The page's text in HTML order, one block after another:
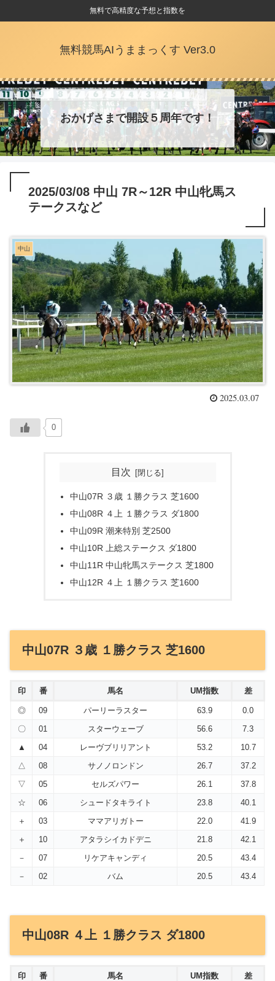
無料で高精度な予想と指数を
無料競馬AIうままっくす Ver3.0
おかげさまで開設５周年です！
2025/03/08 中山 7R～12R 中山牝馬ス
テークスなど
中山
2025.03.07
0
目次
中山07R ３歳 １勝クラス 芝1600
中山08R ４上 １勝クラス ダ1800
中山09R 潮来特別 芝2500
中山10R 上総ステークス ダ1800
中山11R 中山牝馬ステークス 芝1800
中山12R ４上 １勝クラス 芝1600
中山07R ３歳 １勝クラス 芝1600
印 番 馬名 UM指数 差
◎ 09 パーリーラスター 63.9
0.0
〇
01 スターウェーブ 56.6
7.3
▲
04 レーヴブリリアント 53.2
10.7
△
08 サノノロンドン 26.7
37.2
▽
05 セルズパワー 26.1
37.8
☆
06 シュードタキライト 23.8
40.1
＋
03 ママアリガトー 22.0
41.9
＋
10 アタラシイカドデニ 21.8
42.1
－
07 リケアキャンディ 20.5
43.4
－
02 バム 20.5 43.4
中山08R ４上 １勝クラス ダ1800
印 番 馬名 UM指数 差